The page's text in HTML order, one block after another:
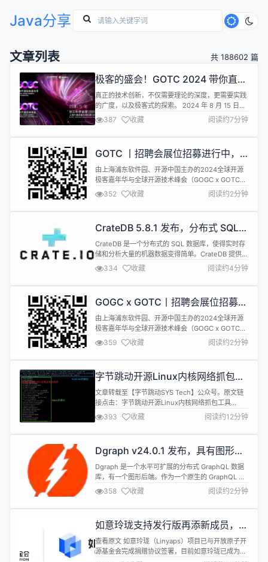
Java分享
文章列表 共 188602 篇
极客的盛会！GOTC 2024 带你直击
硬核 AI 技术创新与实践
真正的技术创新，不仅需要理论的深度，更需要实践
的广度，以及极客式的探索。 2024 年 8 月 15 日至
16 日，全球开源技术峰会 GOTC 2024 将于上海张
江科学会堂盛大开启。GOTC 2024 与上海浦东软件
园联合举办，结合了 “GOTC（全球开源技术峰会）”
大会由一个主论坛领航，两大高峰论...
387 收藏 阅读约7分钟
GOTC 丨招聘会展位招募进行中，
企动未来，职等你来 ！
由上海浦东软件园、开源中国主办的2024全球开源
极客嘉年华与全球开源技术峰会（GOGC x GOTC
2024）特设招聘人才集市（招聘会），集聚了众多
科技企业与精英人才，旨在构筑起促进开源人才交
流、加速企业人才战略升级的高端交流平台。招聘会
更将成为企业精准捕获行业精英、重塑人力资源布
局、精准对接多元化人才需求的黄...
352 收藏 阅读约2分钟
CrateDB 5.8.1 发布，分布式 SQL
数据库
CrateDB 是一个分布式的 SQL 数据库，使得实时存
储和分析大量的机器数据变得简单。CrateDB 提供了
通常与 NoSQL 数据库相关的可扩展性和灵活性，最
小的 CrateDB 集群可以轻松地每秒摄取数万条记
录。这些数据可以在整个集群中实时地、临时地、并
本更新内容如下： 修复 通过自动计算 ...
334 收藏 阅读约4分钟
GOGC x GOTC丨招聘会展位招募进
行中，企动未来，职等你来 ！
由上海浦东软件园、开源中国主办的2024全球开源
极客嘉年华与全球开源技术峰会（GOGC x GOTC
2024）特设招聘人才集市（招聘会），集聚了众多
科技企业与精英人才，旨在构筑起促进开源人才交
流、加速企业人才战略升级的高端交流平台。招聘会
更将成为企业精准捕获行业精英、重塑人力资源布
局、精准对接多元化人才需求的黄...
359 收藏 阅读约2分钟
字节跳动开源Linux内核网络抓包工
具netcap
文章转载至【字节跳动SYS Tech】公众号。原文链
接点击：字节跳动开源Linux内核网络抓包工具
netcap 背景介绍 在 Linux 内核网络开发过程中，网
络丢包问题是一个常见的挑战。传统的网络抓包工具
（如 tcpdump）虽然能够帮助开发者定位问题，但
随着 eBPF 技术的快速发展，出现了更高级的问题跟
踪能...
393 收藏 阅读约12分钟
Dgraph v24.0.1 发布，具有图形后
端的原生 GraphQL 数据库
Dgraph 是一个水平可扩展的分布式 GraphQL 数据
库，有一个图形后端。作为一个原生的 GraphQL 数
据库，它严格控制数据在磁盘上的排列方式，以优化
查询性能和吞吐量，减少集群中的磁盘寻道和网络调
用。 Dgraph v24.0.1 现已发布，具体更新内容包
变化，需要重建向量索引。 Fixed...
358 收藏 阅读约2分钟
如意玲珑支持发行版再添新成员，
openEuler安装使用如意玲珑操作指
南
查看原文 如意玲珑（Linyaps）项目已与开放原子开
源基金会完成捐赠协议签署，目前如意玲珑已成为基